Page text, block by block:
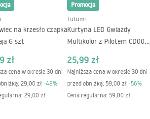
źródło LED
korytarz/schody, kuchnia,
uniwersalne
na krzesło czapka
6 szt
zł
cena w okresie 30 dni
29,00 zł -48%
: 29,00 zł
Promocja
Tutumi
Kurtyna LED Gwiazdy
Multikolor z Pilotem CD002-
25,99 zł
Najniższa cena w okresie 30 dni
przed obniżką: 59,00 zł -56%
Cena regularna: 59,00 zł